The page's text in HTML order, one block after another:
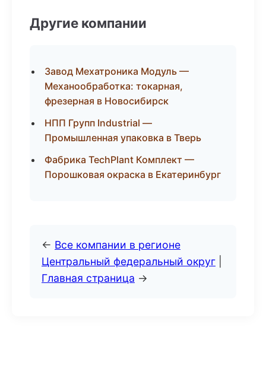
Другие компании
Завод Мехатроника Модуль —
Механообработка: токарная,
фрезерная в Новосибирск
НПП Групп Industrial —
Промышленная упаковка в Тверь
Фабрика TechPlant Комплект —
Порошковая окраска в Екатеринбург
← Все компании в регионе
Центральный федеральный округ
Главная страница →